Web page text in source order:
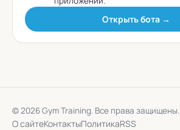
Открыть бота →
© 2026 Gym Training. Все права защищены.
О сайтеКонтактыПолитикаRSS